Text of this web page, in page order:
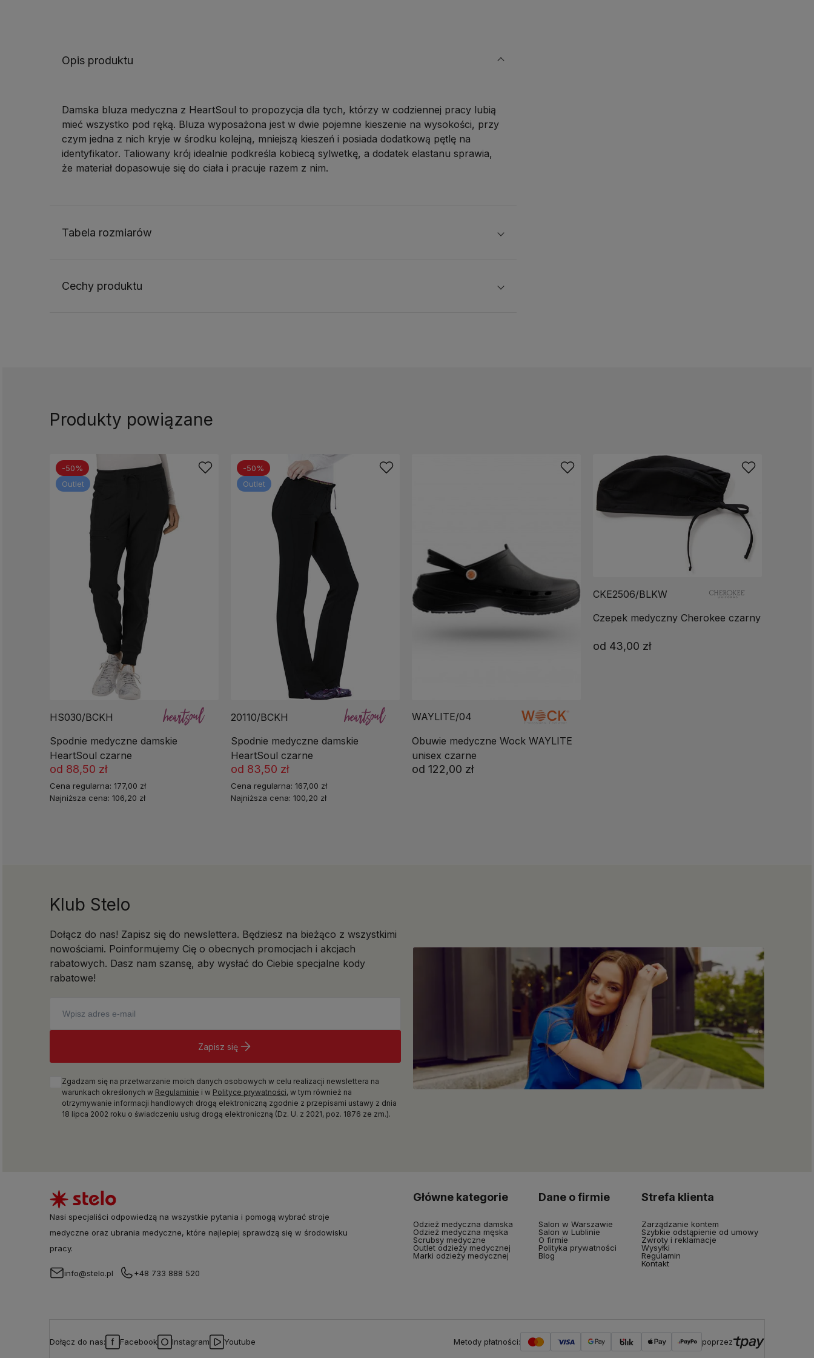
Opis produktu
Damska bluza medyczna z HeartSoul to propozycja dla tych, którzy w codziennej pracy lubią
mieć wszystko pod ręką. Bluza wyposażona jest w dwie pojemne kieszenie na wysokości, przy
czym jedna z nich kryje w środku kolejną, mniejszą kieszeń i posiada dodatkową pętlę na
identyfikator. Taliowany krój idealnie podkreśla kobiecą sylwetkę, a dodatek elastanu sprawia,
że materiał dopasowuje się do ciała i pracuje razem z nim.
Tabela rozmiarów
Cechy produktu
Produkty powiązane
-50%
Outlet
HS030/BCKH
Spodnie medyczne damskie
HeartSoul czarne
od 88,50 zł
Cena regularna: 177,00 zł
Najniższa cena: 106,20 zł
-50%
Outlet
20110/BCKH
Spodnie medyczne damskie
HeartSoul czarne
od 83,50 zł
Cena regularna: 167,00 zł
Najniższa cena: 100,20 zł
WAYLITE/04
Obuwie medyczne Wock WAYLITE
unisex czarne
od 122,00 zł
CKE2506/BLKW
Czepek medyczny Cherokee czarny
od 43,00 zł
Klub Stelo
Dołącz do nas! Zapisz się do newslettera. Będziesz na bieżąco z wszystkimi
nowościami. Poinformujemy Cię o obecnych promocjach i akcjach
rabatowych. Dasz nam szansę, aby wysłać do Ciebie specjalne kody
rabatowe!
Zapisz się
Zgadzam się na przetwarzanie moich danych osobowych w celu realizacji newslettera na
warunkach określonych w Regulaminie i w Polityce prywatności, w tym również na
otrzymywanie informacji handlowych drogą elektroniczną zgodnie z przepisami ustawy z dnia
18 lipca 2002 roku o świadczeniu usług drogą elektroniczną (Dz. U. z 2021, poz. 1876 ze zm.).
Nasi specjaliści odpowiedzą na wszystkie pytania i pomogą wybrać stroje
medyczne oraz ubrania medyczne, które najlepiej sprawdzą się w środowisku
pracy.
info@stelo.pl +48 733 888 520
Główne kategorie
Odzież medyczna damska
Odzież medyczna męska
Scrubsy medyczne
Outlet odzieży medycznej
Marki odzieży medycznej
Dane o firmie
Salon w Warszawie
Salon w Lublinie
O firmie
Polityka prywatności
Blog
Strefa klienta
Zarządzanie kontem
Szybkie odstąpienie od umowy
Zwroty i reklamacje
Wysyłki
Regulamin
Kontakt
Dołącz do nas: Facebook Instagram Youtube Metody płatności: poprzez